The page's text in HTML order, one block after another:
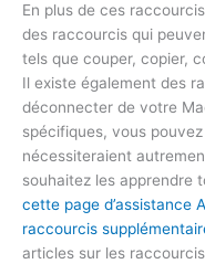
En plus de ces
des raccourcis qui
tels que couper, copier,
Il existe également des
déconnecter de votre
spécifiques, vous
nécessiteraient
souhaitez les apprendre
cette page d’assistance
raccourcis
articles sur les